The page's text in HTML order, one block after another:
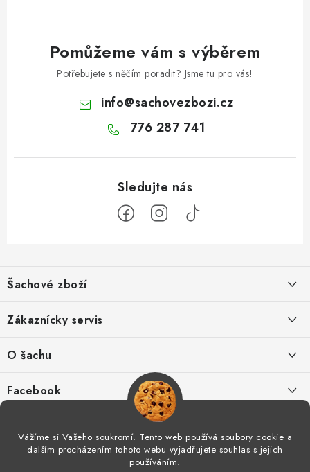
Vážíme si Vašeho soukromí. Tento web používá soubory cookie a
dalším procházením tohoto webu vyjadřujete souhlas s jejich
používáním.
Pomůžeme vám s výběrem
Potřebujete s něčím poradit? Jsme tu pro vás!
info@sachovezbozi.cz
776 287 741
á
p
a
Šachové zboží
Spolupráce
Zákaznícky servis
Výhody nákupu u nás
Odstoupení od smlouvy
O šachu
Šachový tréning
Facebook